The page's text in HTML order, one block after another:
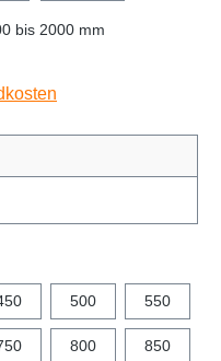
bis 2000 mm
500 550
800 850